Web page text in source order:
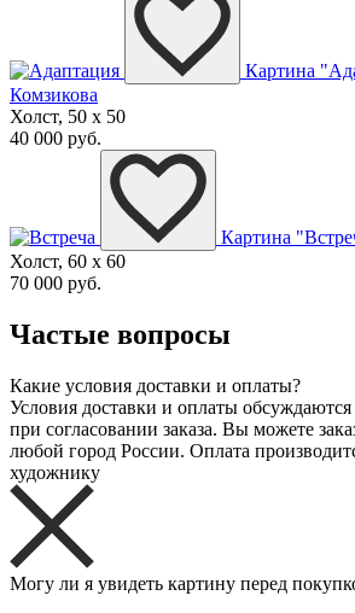
Картина
Комзикова
Холст, 50 x 50
40 000 руб.
Картина
Холст, 60 x 60
70 000 руб.
Частые вопросы
Какие условия доставки и оплаты?
Условия доставки и оплаты
при согласовании заказа. Вы можете
любой город России. Оплата
художнику
Могу ли я увидеть картину перед